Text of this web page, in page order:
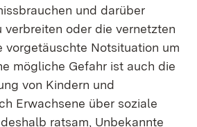
und darüber
verbreiten oder die vernetzten
vorgetäuschte Notsituation um
mögliche Gefahr ist auch die
von Kindern und
Erwachsene über soziale
ratsam, Unbekannte